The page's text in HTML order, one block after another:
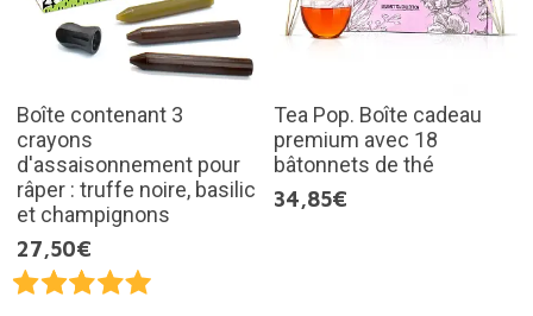
Boîte contenant 3
crayons
d'assaisonnement pour
râper : truffe noire, basilic
et champignons
27,50€
Tea Pop. Boîte cadeau
premium avec 18
bâtonnets de thé
34,85€